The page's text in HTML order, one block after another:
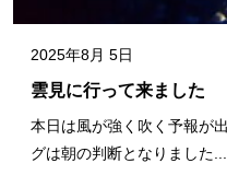
2025年8月 5日
雲見に行って来ました
本日は風が強く吹く予報が
グは朝の判断となりました...